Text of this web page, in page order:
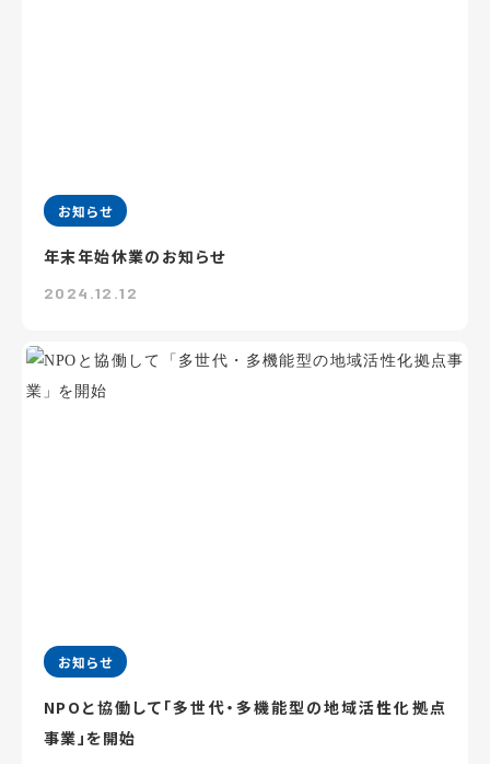
お知らせ
年末年始休業のお知らせ
2024.12.12
お知らせ
NPOと協働して「多世代・多機能型の地域活性化拠点
事業」を開始